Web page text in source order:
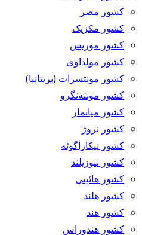
کشور مصر
کشور مکزیک
کشور موریس
کشور مولداوی
کشور مونتسرات (بریتانیا)
کشور مونته‌نگرو
کشور میانمار
کشور نروژ
کشور نیکاراگوئه
کشور نیوزیلند
کشور هائیتی
کشور هلند
کشور هند
کشور هندوراس